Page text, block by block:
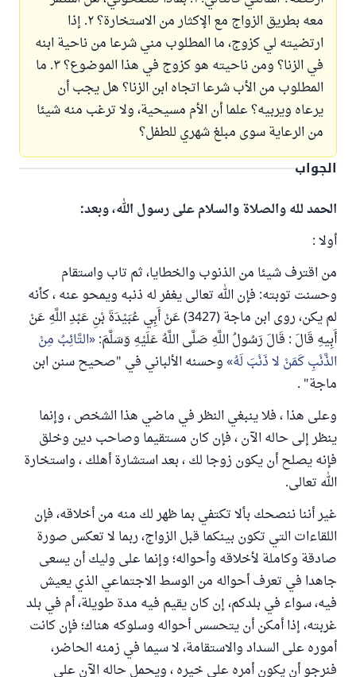
معه بطريق الزواج مع الإكثار من الاستخارة؟ ٢. إذا
ارتضيته لي كزوج، ما المطلوب مني شرعا من ناحية ابنه
في الزنا؟ ومن ناحيته هو كزوج في هذا الموضوع؟ ٣. ما
المطلوب من الأب شرعا اتجاه ابن الزنا؟ هل يجب أن
يرعاه ويربيه؟ علما أن الأم مسيحية، ولا ترغب منه شيئا
من الرعاية سوى مبلغ شهري للطفل؟
الجواب
الحمد لله والصلاة والسلام على رسول الله، وبعد:
أولا :
من اقترف شيئا من الذنوب والخطايا، ثم تاب واستقام
وحسنت توبته: فإن الله تعالى يغفر له ذنبه ويمحو عنه ، كأنه
لم يكن، روى ابن ماجة (3427) عَنْ أَبِي عُبَيْدَةَ بْنِ عَبْدِ اللَّهِ عَنْ
أَبِيهِ قَالَ : قَالَ رَسُولُ اللَّهِ صَلَّى اللَّهُ عَلَيْهِ وَسَلَّمَ: التَّائِبُ مِنْ
الذَّنْبِ كَمَنْ لا ذَنْبَ لَهُ وحسنه الألباني في "صحيح سنن ابن
ماجة" .
وعلى هذا ، فلا ينبغي النظر في ماضي هذا الشخص ، وإنما
ينظر إلى حاله الآن ، فإن كان مستقيما وصاحب دين وخلق
فإنه يصلح أن يكون زوجا لك ، بعد استشارة أهلك ، واستخارة
الله تعالى.
غير أننا ننصحك بألا تكتفي بما ظهر لك منه من أخلاقه، فإن
اللقاءات التي تكون بينكما قبل الزواج، ربما لا تعكس صورة
صادقة وكاملة لأخلاقه وأحواله؛ وإنما على وليك أن يسعى
جاهدا في تعرف أحواله من الوسط الاجتماعي الذي يعيش
فيه، سواء في بلدكم، إن كان يقيم فيه مدة طويلة، أم في بلد
غربته، إذا أمكن أن يتحسس أحواله وسلوكه هناك؛ فإن كانت
أموره على السداد والاستقامة، لا سيما في زمنه الحاضر،
فنرجو أن يكون أمره على خيره ، ويحمل حاله الآن على